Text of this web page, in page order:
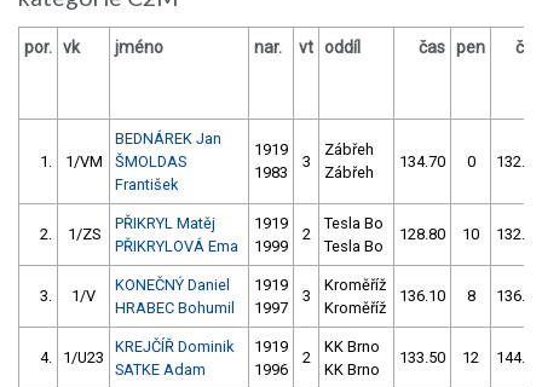
por. vk jméno nar. vt oddíl čas pen čas
1. 1/VM
BEDNÁREK Jan
ŠMOLDAS
František
1919
1983
3
Zábřeh
Zábřeh
134.70 0 132.30
2. 1/ZS
PŘIKRYL Matěj
PŘIKRYLOVÁ Ema
1919
1999
2
Tesla Bo
Tesla Bo
128.80 10 132.70
3. 1/V
KONEČNÝ Daniel
HRABEC Bohumil
1919
1997
3
Kroměříž
Kroměříž
136.10 8 136.80
4. 1/U23
KREJČÍŘ Dominik
SATKE Adam
1919
1996
2
KK Brno
KK Brno
133.50 12 144.60